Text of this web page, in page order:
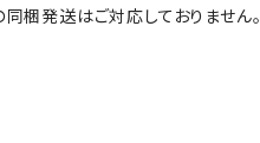
梱発送はご対応しておりません。